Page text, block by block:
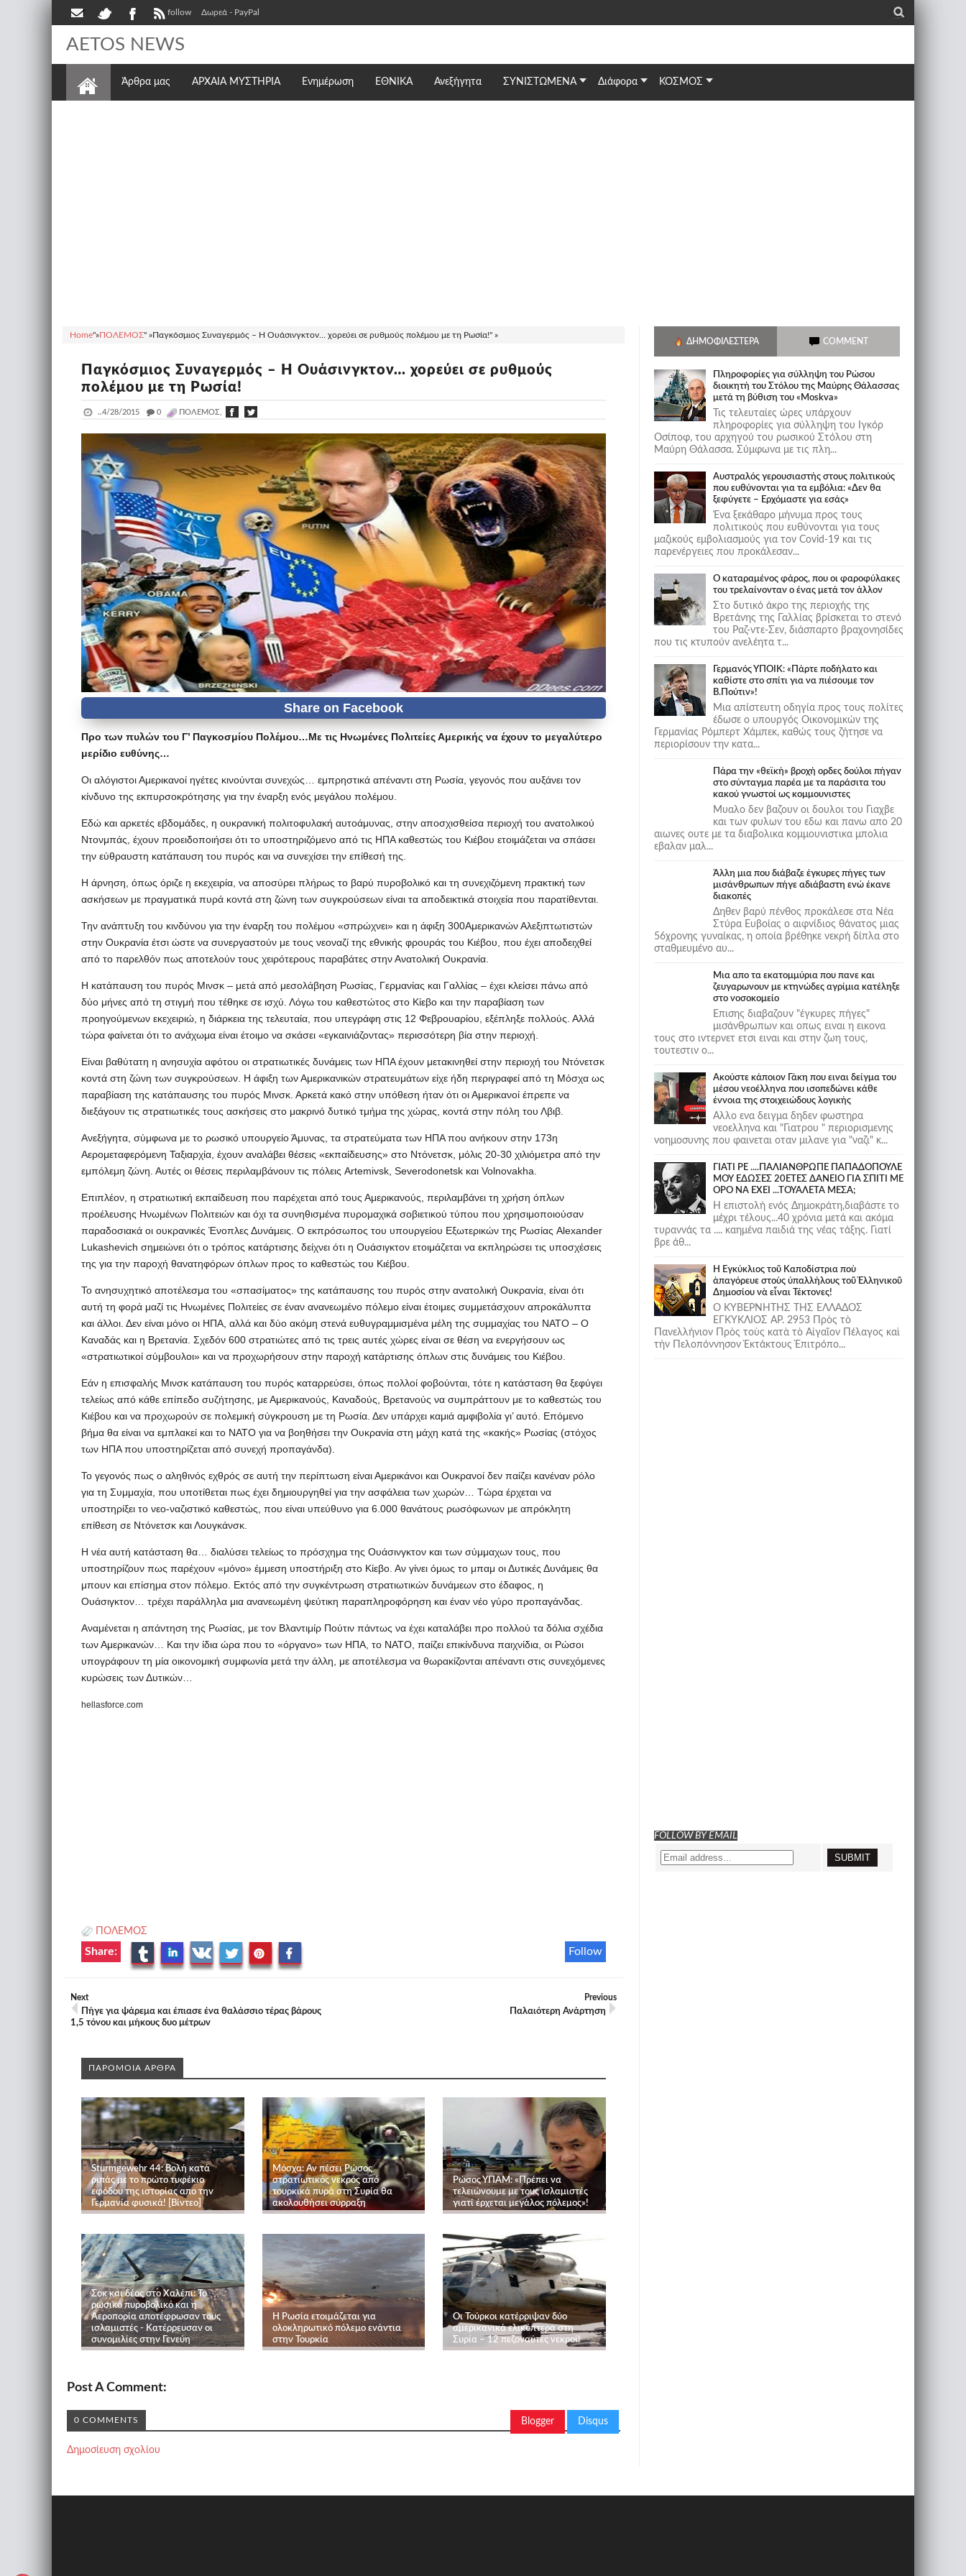
follow Δωρεά - PayPal _
AETOS NEWS
Άρθρα μας ΑΡΧΑΙΑ ΜΥΣΤΗΡΙΑ Ενημέρωση ΕΘΝΙΚΆ Ανεξήγητα ΣΥΝΙΣΤΩΜΕΝΑ Διάφορα ΚΟΣΜΟΣ
Home"»ΠΟΛΕΜΟΣ" »Παγκόσμιος Συναγερμός – Η Ουάσινγκτον… χορεύει σε ρυθμούς πολέμου με τη Ρωσία!" »
Παγκόσμιος Συναγερμός – Η Ουάσινγκτον… χορεύει σε ρυθμούς
πολέμου με τη Ρωσία!
..4/28/2015 _ 0 ΠΟΛΕΜΟΣ,
Προ των πυλών του Γ’ Παγκοσμίου Πολέμου…Με τις Ηνωμένες Πολιτείες Αμερικής να έχουν το μεγαλύτερο
μερίδιο ευθύνης…
Οι αλόγιστοι Αμερικανοί ηγέτες κινούνται συνεχώς… εμπρηστικά απέναντι στη Ρωσία, γεγονός που αυξάνει τον
κίνδυνο της εκπυρσοκρότησης για την έναρξη ενός μεγάλου πολέμου.
Εδώ και αρκετές εβδομάδες, η ουκρανική πολιτοφυλακή αυτοάμυνας, στην αποσχισθείσα περιοχή του ανατολικού
Ντονμπάς, έχουν προειδοποιήσει ότι το υποστηριζόμενο από τις ΗΠΑ καθεστώς του Κιέβου ετοιμάζεται να σπάσει
την εύθραυστη κατάπαυση του πυρός και να συνεχίσει την επίθεσή της.
Η άρνηση, όπως όριζε η εκεχειρία, να αποσύρει πλήρως το βαρύ πυροβολικό και τη συνεχιζόμενη πρακτική των
ασκήσεων με πραγματικά πυρά κοντά στη ζώνη των συγκρούσεων είναι τα αποδεικτικά στοιχεία που παρατίθενται.
Την ανάπτυξη του κινδύνου για την έναρξη του πολέμου «σπρώχνει» και η άφιξη 300Αμερικανών Αλεξιπτωτιστών
στην Ουκρανία έτσι ώστε να συνεργαστούν με τους νεοναζί της εθνικής φρουράς του Κιέβου, που έχει αποδειχθεί
από το παρελθόν πως αποτελούν τους χειρότερους παραβάτες στην Ανατολική Ουκρανία.
Η κατάπαυση του πυρός Μινσκ – μετά από μεσολάβηση Ρωσίας, Γερμανίας και Γαλλίας – έχει κλείσει πάνω από
δύο μήνες από τη στιγμή που τέθηκε σε ισχύ. Λόγω του καθεστώτος στο Κίεβο και την παραβίαση των
προηγούμενων εκεχειριώ, η διάρκεια της τελευταία, που υπεγράφη στις 12 Φεβρουαρίου, εξέπληξε πολλούς. Αλλά
τώρα φαίνεται ότι το ανάχωμα είναι έτοιμο να σκάσει «εγκαινιάζοντας» περισσότερη βία στην περιοχή.
Είναι βαθύτατη η ανησυχία αφότου οι στρατιωτικές δυνάμεις των ΗΠΑ έχουν μετακινηθεί στην περιοχή του Ντόνετσκ
κοντά στη ζώνη των συγκρούσεων. Η άφιξη των Αμερικανικών στρατευμάτων είχε ήδη περιγραφεί από τη Μόσχα ως
παραβίαση της κατάπαυσης του πυρός Μινσκ. Αρκετά κακό στην υπόθεση ήταν ότι οι Αμερικανοί έπρεπε να
διεξάγουν τις στρατιωτικές τους ασκήσεις στο μακρινό δυτικό τμήμα της χώρας, κοντά στην πόλη του Λβιβ.
Ανεξήγητα, σύμφωνα με το ρωσικό υπουργείο Άμυνας, τα στρατεύματα των ΗΠΑ που ανήκουν στην 173η
Αερομεταφερόμενη Ταξιαρχία, έχουν αναλάβει θέσεις «εκπαίδευσης» στο Ντόνετσκ, μόλις 20-30 χιλιόμετρα από την
εμπόλεμη ζώνη. Αυτές οι θέσεις περιλαμβάνουν τις πόλεις Artemivsk, Severodonetsk και Volnovakha.
Επιπλέον, η στρατιωτική εκπαίδευση που παρέχεται από τους Αμερικανούς, περιλαμβάνει τη χρήση όπλων
προέλευσης Ηνωμένων Πολιτειών και όχι τα συνηθισμένα πυρομαχικά σοβιετικού τύπου που χρησιμοποιούσαν
παραδοσιακά οι ουκρανικές Ένοπλες Δυνάμεις. Ο εκπρόσωπος του υπουργείου Εξωτερικών της Ρωσίας Alexander
Lukashevich σημειώνει ότι ο τρόπος κατάρτισης δείχνει ότι η Ουάσιγκτον ετοιμάζεται να εκπληρώσει τις υποσχέσεις
της για την παροχή θανατηφόρων όπλων προς το καθεστώς του Κιέβου.
Το ανησυχητικό αποτέλεσμα του «σπασίματος» της κατάπαυσης του πυρός στην ανατολική Ουκρανία, είναι ότι
αυτή τη φορά μαζί τις Ηνωμένες Πολιτείες σε έναν ανανεωμένο πόλεμο είναι έτοιμες συμμετάσχουν απροκάλυπτα
και άλλοι. Δεν είναι μόνο οι ΗΠΑ, αλλά και δύο ακόμη στενά ευθυγραμμισμένα μέλη της συμμαχίας του ΝΑΤΟ – Ο
Καναδάς και η Βρετανία. Σχεδόν 600 στρατιώτες από τις τρεις αυτές χώρες είναι σε θέση να ενεργήσουν ως
«στρατιωτικοί σύμβουλοι» και να προχωρήσουν στην παροχή κατάρτισης όπλων στις δυνάμεις του Κιέβου.
Εάν η επισφαλής Μινσκ κατάπαυση του πυρός καταρρεύσει, όπως πολλοί φοβούνται, τότε η κατάσταση θα ξεφύγει
τελείως από κάθε επίπεδο συζήτησης, με Αμερικανούς, Καναδούς, Βρετανούς να συμπράττουν με το καθεστώς του
Κιέβου και να προχωρούν σε πολεμική σύγκρουση με τη Ρωσία. Δεν υπάρχει καμιά αμφιβολία γι’ αυτό. Επόμενο
βήμα θα είναι να εμπλακεί και το ΝΑΤΟ για να βοηθήσει την Ουκρανία στη μάχη κατά της «κακής» Ρωσίας (στόχος
των ΗΠΑ που υποστηρίζεται από συνεχή προπαγάνδα).
Το γεγονός πως ο αληθινός εχθρός σε αυτή την περίπτωση είναι Αμερικάνοι και Ουκρανοί δεν παίζει κανέναν ρόλο
για τη Συμμαχία, που υποτίθεται πως έχει δημιουργηθεί για την ασφάλεια των χωρών… Τώρα έρχεται να
υποστηρίξει το νεο-ναζιστικό καθεστώς, που είναι υπεύθυνο για 6.000 θανάτους ρωσόφωνων με απρόκλητη
επίθεση σε Ντόνετσκ και Λουγκάνσκ.
Η νέα αυτή κατάσταση θα… διαλύσει τελείως το πρόσχημα της Ουάσινγκτον και των σύμμαχων τους, που
υποστηρίζουν πως παρέχουν «μόνο» έμμεση υποστήριξη στο Κίεβο. Αν γίνει όμως το μπαμ οι Δυτικές Δυνάμεις θα
μπουν και επίσημα στον πόλεμο. Εκτός από την συγκέντρωση στρατιωτικών δυνάμεων στο έδαφος, η
Ουάσιγκτον… τρέχει παράλληλα μια ανανεωμένη ψεύτικη παραπληροφόρηση και έναν νέο γύρο προπαγάνδας.
Αναμένεται η απάντηση της Ρωσίας, με τον Βλαντιμίρ Πούτιν πάντως να έχει καταλάβει προ πολλού τα δόλια σχέδια
των Αμερικανών… Και την ίδια ώρα που το «όργανο» των ΗΠΑ, το ΝΑΤΟ, παίζει επικίνδυνα παιχνίδια, οι Ρώσοι
υπογράφουν τη μία οικονομική συμφωνία μετά την άλλη, με αποτέλεσμα να θωρακίζονται απέναντι στις συνεχόμενες
κυρώσεις των Δυτικών…
hellasforce.com
ΠΟΛΕΜΟΣ
Follow
Share:
Next
Πήγε για ψάρεμα και έπιασε ένα θαλάσσιο τέρας βάρους
1,5 τόνου και μήκους δυο μέτρων
Previous
Παλαιότερη Ανάρτηση
ΠΑΡΟΜΟΙΑ ΑΡΘΡΑ
Sturmgewehr 44: Βολή κατά
ριπάς με το πρώτο τυφέκιο
εφόδου της ιστορίας απο την
Γερμανία φυσικά! [Βίντεο]
Μόσχα: Αν πέσει Ρώσος
στρατιωτικός νεκρός από
τουρκικά πυρά στη Συρία θα
ακολουθήσει σύρραξη
Ρώσος ΥΠΑΜ: «Πρέπει να
τελειώνουμε με τους ισλαμιστές
γιατί έρχεται μεγάλος πόλεμος»!
Σοκ και δέος στο Χαλέπι: Το
ρωσικό πυροβολικό και η
Αεροπορία αποτέφρωσαν τους
ισλαμιστές - Κατέρρευσαν οι
συνομιλίες στην Γενεύη
Η Ρωσία ετοιμάζεται για
ολοκληρωτικό πόλεμο ενάντια
στην Τουρκία
Οι Τούρκοι κατέρριψαν δύο
αμερικανικά ελικόπτερα στη
Συρία – 12 πεζοναύτες νεκροί!
Post A Comment:
Blogger Disqus
0 COMMENTS
Δημοσίευση σχολίου
ΔΗΜΟΦΙΛΈΣΤΕΡΑ COMMENT
Πληροφορίες για σύλληψη του Ρώσου
διοικητή του Στόλου της Mαύρης Θάλασσας
μετά τη βύθιση του «Moskva»
Τις τελευταίες ώρες υπάρχουν
πληροφορίες για σύλληψη του Ιγκόρ
Οσίποφ, του αρχηγού του ρωσικού Στόλου στη
Μαύρη Θάλασσα. Σύμφωνα με τις πλη...
Αυστραλός γερουσιαστής στους πολιτικούς
που ευθύνονται για τα εμβόλια: «Δεν θα
ξεφύγετε – Ερχόμαστε για εσάς»
Ένα ξεκάθαρο μήνυμα προς τους
πολιτικούς που ευθύνονται για τους
μαζικούς εμβολιασμούς για τον Covid-19 και τις
παρενέργειες που προκάλεσαν...
Ο καταραμένος φάρος, που οι φαροφύλακες
του τρελαίνονταν ο ένας μετά τον άλλον
Στο δυτικό άκρο της περιοχής της
Βρετάνης της Γαλλίας βρίσκεται το στενό
του Ραζ-ντε-Σεν, διάσπαρτο βραχονησίδες
που τις κτυπούν ανελέητα τ...
Γερμανός ΥΠΟΙΚ: «Πάρτε ποδήλατο και
καθίστε στο σπίτι για να πιέσουμε τον
Β.Πούτιν»!
Μια απίστευτη οδηγία προς τους πολίτες
έδωσε ο υπουργός Οικονομικών της
Γερμανίας Ρόμπερτ Χάμπεκ, καθώς τους ζήτησε να
περιορίσουν την κατα...
Πάρα την «θεϊκή» βροχή ορδες δούλοι πήγαν
στο σύνταγμα παρέα με τα παράσιτα του
κακού γνωστοί ως κομμουνιστες
Μυαλο δεν βαζουν οι δουλοι του Γιαχβε
και των φυλων του εδω και πανω απο 20
αιωνες ουτε με τα διαβολικα κομμουνιστικα μπολια
εβαλαν μαλ...
Άλλη μια που διάβαζε έγκυρες πήγες των
μισάνθρωπων πήγε αδιάβαστη ενώ έκανε
διακοπές
Δηθεν βαρύ πένθος προκάλεσε στα Νέα
Στύρα Ευβοίας ο αιφνίδιος θάνατος μιας
56χρονης γυναίκας, η οποία βρέθηκε νεκρή δίπλα στο
σταθμευμένο αυ...
Μια απο τα εκατομμύρια που πανε και
ζευγαρωνουν με κτηνώδες αγρίμια κατέληξε
στο νοσοκομείο
Επισης διαβαζουν "έγκυρες πήγες"
μισάνθρωπων και οπως ειναι η εικονα
τους στο ιντερνετ ετσι ειναι και στην ζωη τους,
τουτεστιν ο...
Ακούστε κάποιον Γάκη που ειναι δείγμα του
μέσου νεοέλληνα που ισοπεδώνει κάθε
έννοια της στοιχειώδους λογικής
Αλλο ενα δειγμα δηδεν φωστηρα
νεοελληνα και "Γιατρου " περιορισμενης
νοημοσυνης που φαινεται οταν μιλανε για "ναζι" κ...
ΓΙΑΤΙ ΡΕ ....ΠΑΛΙΑΝΘΡΩΠΕ ΠΑΠΑΔΟΠΟΥΛΕ
ΜΟΥ ΕΔΩΣΕΣ 20ΕΤΕΣ ΔΑΝΕΙΟ ΓΙΑ ΣΠΙΤΙ ΜΕ
ΟΡΟ ΝΑ ΕΧΕΙ ...ΤΟΥΑΛΕΤΑ ΜΕΣΑ;
Η επιστολή ενός Δημοκράτη,διαβάστε το
μέχρι τέλους...40 χρόνια μετά και ακόμα
τυραννάς τα .... καημένα παιδιά της νέας τάξης. Γιατί
βρε άθ...
Ἡ Ἐγκύκλιος τοῦ Καποδίστρια ποὺ
ἀπαγόρευε στοὺς ὑπαλλήλους τοῦ Ἑλληνικοῦ
Δημοσίου νὰ εἶναι Τέκτονες!
Ο ΚΥΒΕΡΝΗΤΗΣ ΤΗΣ ΕΛΛΑΔΟΣ
ΕΓΚΥΚΛΙΟΣ ΑΡ. 2953 Πρὸς τὸ
Πανελλήνιον Πρὸς τοὺς κατὰ τὸ Αἰγαῖον Πέλαγος καὶ
τὴν Πελοπόννησον Ἐκτάκτους Ἐπιτρόπο...
FOLLOW BY EMAIL